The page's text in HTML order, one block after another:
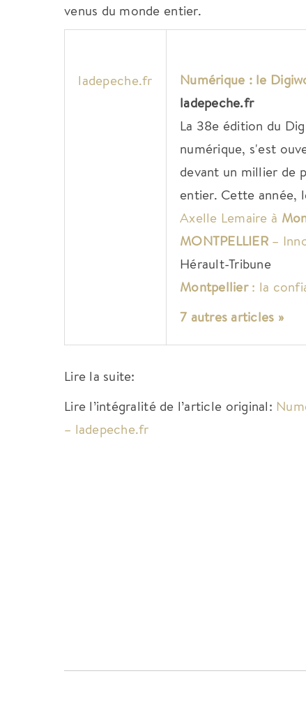
venus du monde entier.
ladepeche.fr Numérique : le
ladepeche.fr
La 38e édition du
numérique, s'est
devant un millier de
entier. Cette année,
Axelle Lemaire à
MONTPELLIER–
Hérault-Tribune
Montpellier: la
7 autres articles »
Lire la suite:
Lire l’intégralité de l’article original:
– ladepeche.fr